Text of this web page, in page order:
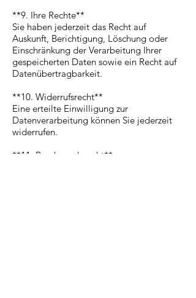
**9. Ihre Rechte**
Sie haben jederzeit das Recht auf
Auskunft, Berichtigung, Löschung oder
Einschränkung der Verarbeitung Ihrer
gespeicherten Daten sowie ein Recht auf
Datenübertragbarkeit.
**10. Widerrufsrecht**
Eine erteilte Einwilligung zur
Datenverarbeitung können Sie jederzeit
widerrufen.
**11. Beschwerderecht**